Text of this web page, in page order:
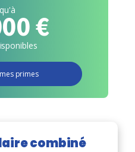
€
primes
combiné